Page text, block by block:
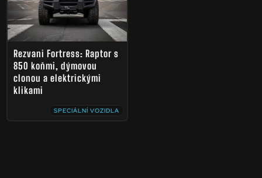
Rezvani Fortress: Raptor s
850 koňmi, dýmovou
clonou a elektrickými
klikami
SPECIÁLNÍ VOZIDLA